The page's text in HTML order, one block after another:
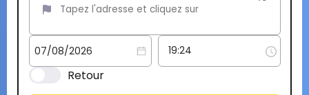
Retour